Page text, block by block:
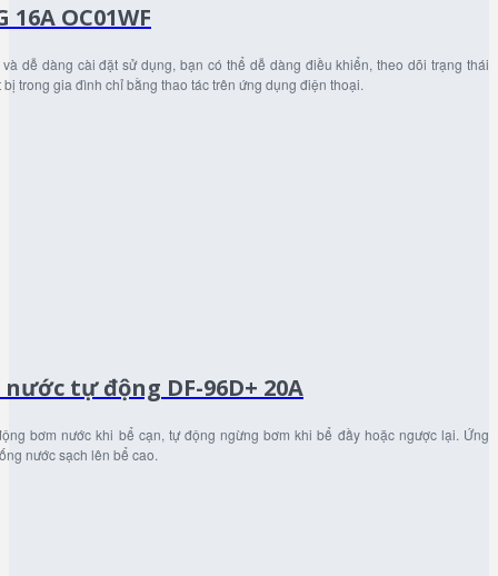
16A OC01WF
dễ dàng cài đặt sử dụng, bạn có thể dễ dàng điều khiển, theo dõi trạng thái
trong gia đình chỉ bằng thao tác trên ứng dụng điện thoại.
tự động DF-96D+ 20A
bơm nước khi bể cạn, tự động ngừng bơm khi bể đầy hoặc ngược lại. Ứng
nước sạch lên bể cao.